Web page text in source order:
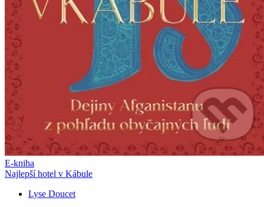
E-kniha
Najlepší hotel v Kábule
Lyse Doucet